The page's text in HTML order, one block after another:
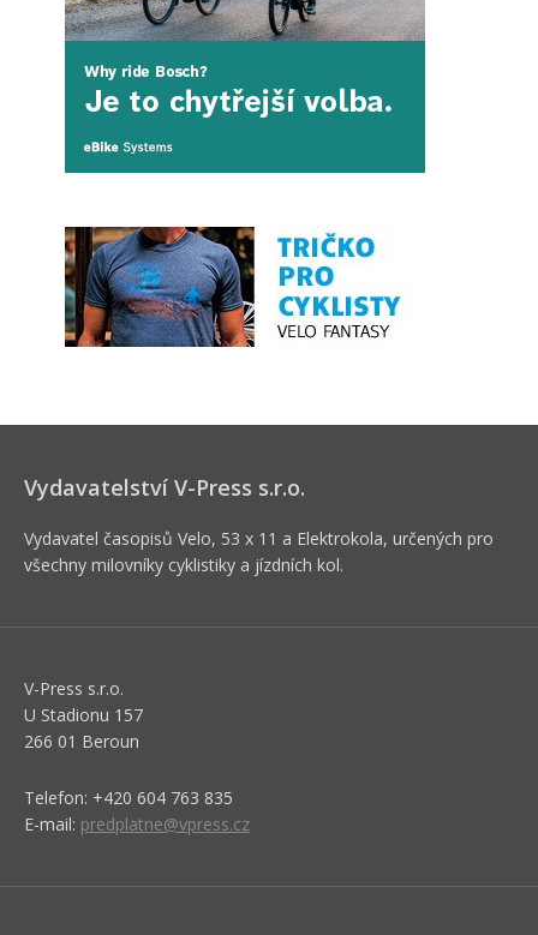
Vydavatelství V-Press s.r.o.
Vydavatel časopisů Velo, 53 x 11 a Elektrokola, určených pro
všechny milovníky cyklistiky a jízdních kol.
V-Press s.r.o.
U Stadionu 157
266 01 Beroun
Telefon: +420 604 763 835
E-mail: predplatne@vpress.cz